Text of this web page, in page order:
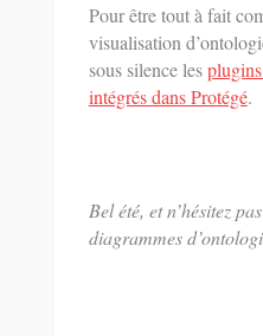
Pour être tout à fait
visualisation
sous silence les
intégrés dans Protégé.
Bel été, et n’hésitez
diagrammes